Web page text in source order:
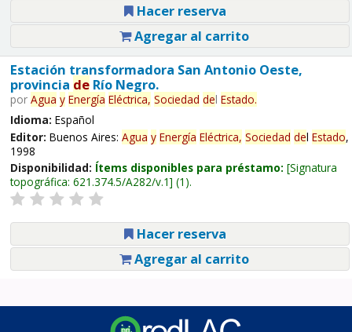
Hacer reserva
Agregar al carrito
Estación transformadora San Antonio Oeste,
provincia deRío Negro.
por Agua y Energía Eléctrica, Sociedad del Estado.
Idioma: Español
Editor: Buenos Aires: Agua y Energía Eléctrica, Sociedad del Estado,
1998
Disponibilidad: Ítems disponibles para préstamo: Signatura
topográfica: 621.374.5/A282/v.1 (1).
Hacer reserva
Agregar al carrito